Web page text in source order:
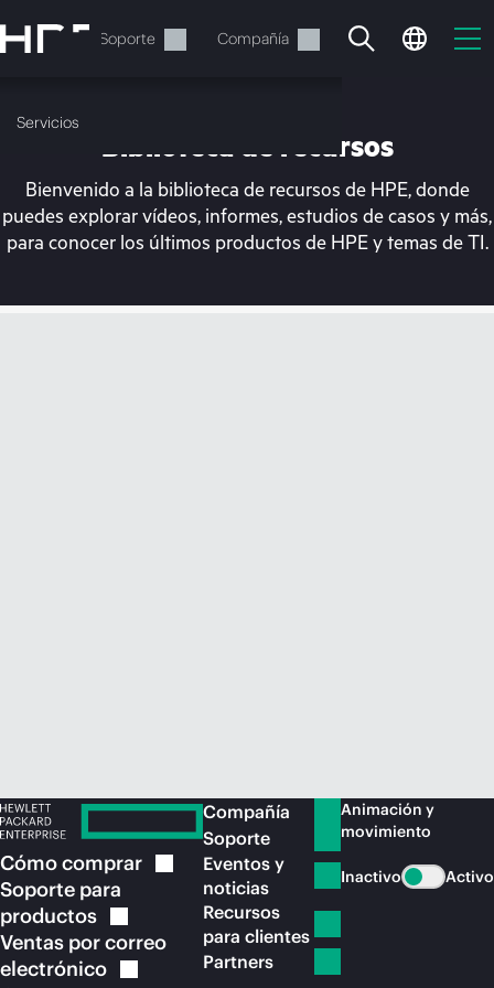
al
contenido
Servicios Soporte Compañía
Servicios
En estos momentos, tu
Biblioteca de recursos
Bienvenido a la biblioteca de recursos de HPE, donde
puedes explorar vídeos, informes, estudios de casos y más,
para conocer los últimos productos de HPE y temas de TI.
Cómocomprar
Soporte para
productos
Ventas por correo
electrónico
Compañía
Soporte
Eventos y
noticias
Recursos
para clientes
Partners
Animación y
movimiento
Inactivo Activo